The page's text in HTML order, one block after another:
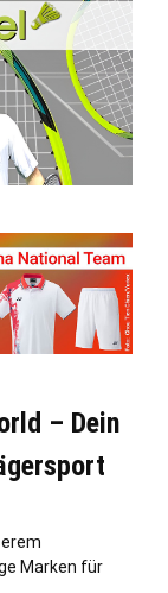
– Dein
Marken für